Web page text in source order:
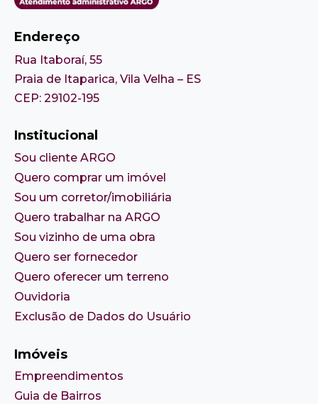
Endereço
Rua Itaboraí, 55
Praia de Itaparica, Vila Velha – ES
CEP: 29102-195
Institucional
Sou cliente ARGO
Quero comprar um imóvel
Sou um corretor/imobiliária
Quero trabalhar na ARGO
Sou vizinho de uma obra
Quero ser fornecedor
Quero oferecer um terreno
Ouvidoria
Exclusão de Dados do Usuário
Imóveis
Empreendimentos
Guia de Bairros